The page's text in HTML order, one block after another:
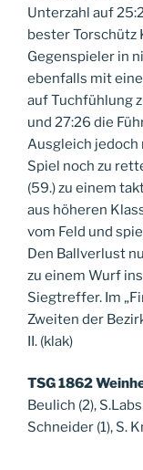
Unterzahl auf
bester Torschütz
Gegenspieler in
ebenfalls mit
auf Tuchfühlung
und 27:26 die
Ausgleich jedoch
Spiel noch zu
(59.) zu einem
aus höheren
vom Feld und
Den Ballverlust
zu einem Wurf
Siegtreffer. Im
Zweiten der
II. (klak)
TSG 1862
Beulich (2),
Schneider (1), S.